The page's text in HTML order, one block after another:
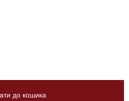
до кошика